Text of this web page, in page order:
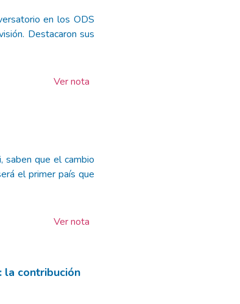
en los ODS
Destacaron sus
Ver nota
saben que el cambio
el primer país que
Ver nota
la contribución